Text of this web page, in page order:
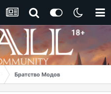
Братство Модов